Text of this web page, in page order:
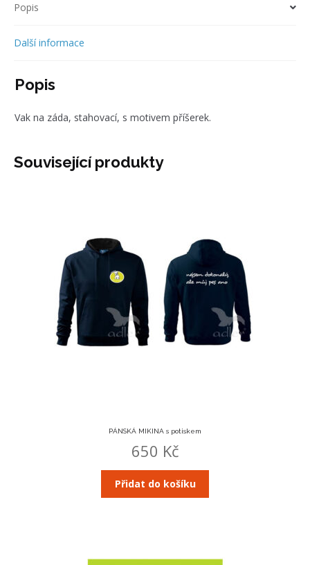
Popis
Další informace
Popis
Vak na záda, stahovací, s motivem příšerek.
Související produkty
PÁNSKÁ MIKINA s potiskem
650 Kč
Přidat do košíku